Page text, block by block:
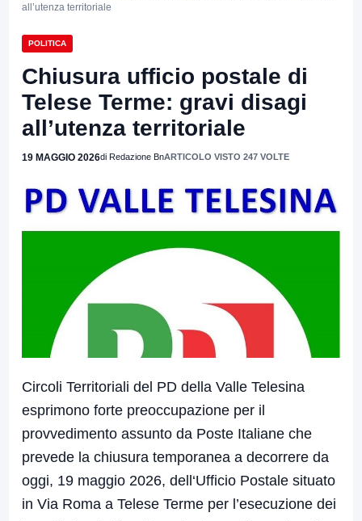
all’utenza territoriale
POLITICA
Chiusura ufficio postale di
Telese Terme: gravi disagi
all’utenza territoriale
19 MAGGIO 2026di Redazione BnARTICOLO VISTO 247 VOLTE
Circoli Territoriali del PD della Valle Telesina
esprimono forte preoccupazione per il
provvedimento assunto da Poste Italiane che
prevede la chiusura temporanea a decorrere da
oggi, 19 maggio 2026, dell ‘Ufficio Postale situato
in Via Roma a Telese Terme per l’esecuzione dei